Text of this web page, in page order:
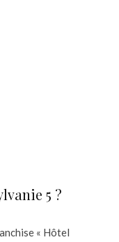
5 ?
« Hôtel